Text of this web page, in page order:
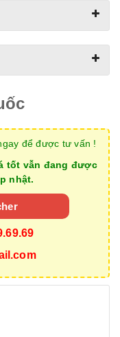
để được tư vấn !
tốt vẫn đang được
nhật.